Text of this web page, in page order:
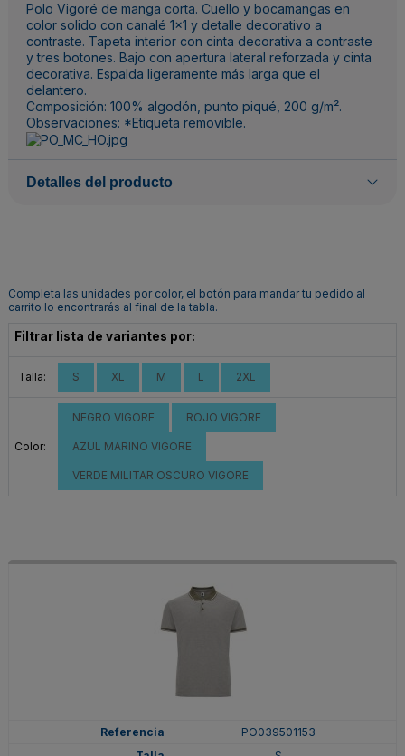
Polo Vigoré de manga corta. Cuello y bocamangas en
color solido con canalé 1x1 y detalle decorativo a
contraste. Tapeta interior con cinta decorativa a contraste
y tres botones. Bajo con apertura lateral reforzada y cinta
decorativa. Espalda ligeramente más larga que el
delantero.
Composición: 100% algodón, punto piqué, 200 g/m².
Observaciones: *Etiqueta removible.
Detalles del producto
Completa las unidades por color, el botón para mandar tu pedido al
carrito lo encontrarás al final de la tabla.
Filtrar lista de variantes por:
Talla: S XL M L 2XL
Color:
NEGRO VIGORE ROJO VIGORE
AZUL MARINO VIGORE
VERDE MILITAR OSCURO VIGORE
PO039501153